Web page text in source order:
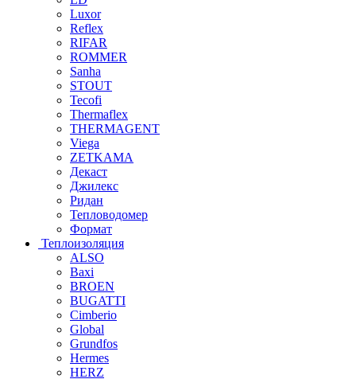
Luxor
Reflex
RIFAR
ROMMER
Sanha
STOUT
Tecofi
Thermaflex
THERMAGENT
Viega
ZETKAMA
Декаст
Джилекс
Ридан
Тепловодомер
Формат
Теплоизоляция
ALSO
Baxi
BROEN
BUGATTI
Cimberio
Global
Grundfos
Hermes
HERZ